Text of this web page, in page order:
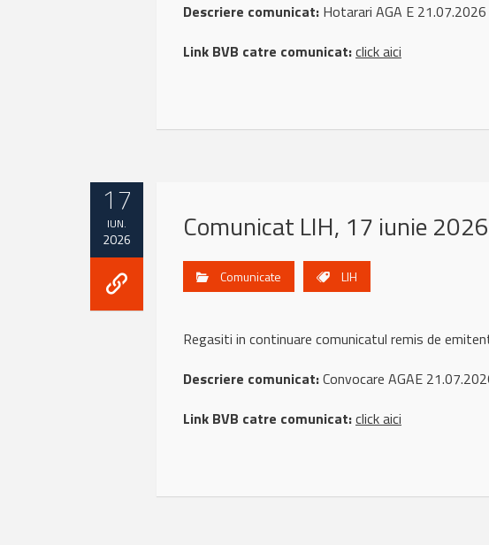
Descriere comunicat: Hotarari AGA E 21.07.2026
Link BVB catre comunicat:click aici
17
IUN.
2026 Comunicat LIH, 17 iunie 2026
Comunicate LIH
Regasiti in continuare comunicatul remis de
Descriere comunicat:Convocare AGAE
Link BVB catre comunicat:click aici